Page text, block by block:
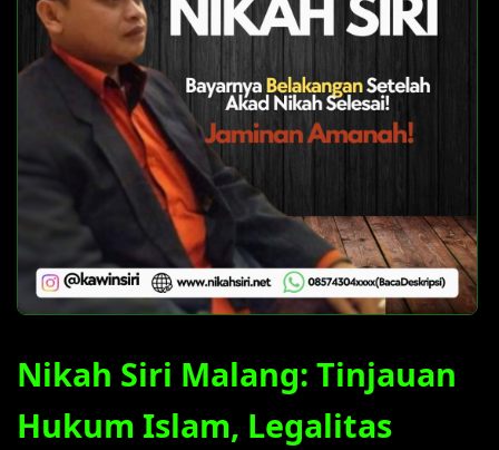
Nikah Siri Malang: Tinjauan
Hukum Islam, Legalitas